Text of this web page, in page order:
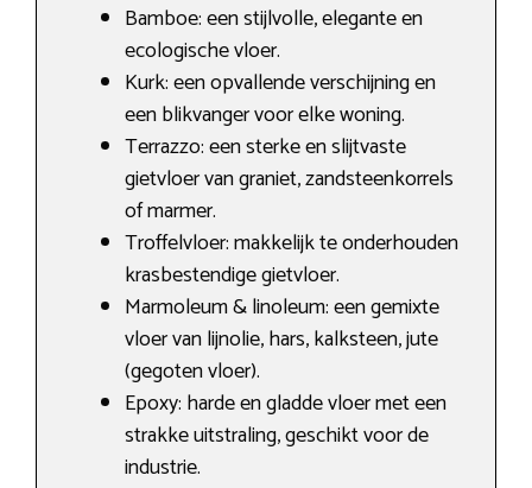
Bamboe: een stijlvolle, elegante en
ecologische vloer.
Kurk: een opvallende verschijning en
een blikvanger voor elke woning.
Terrazzo: een sterke en slijtvaste
gietvloer van graniet, zandsteenkorrels
of marmer.
Troffelvloer: makkelijk te onderhouden
krasbestendige gietvloer.
Marmoleum & linoleum: een gemixte
vloer van lijnolie, hars, kalksteen, jute
(gegoten vloer).
Epoxy: harde en gladde vloer met een
strakke uitstraling, geschikt voor de
industrie.